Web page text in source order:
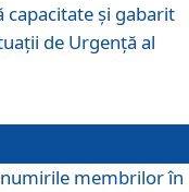
capacitate și gabarit
de Urgenţă al
membrilor în